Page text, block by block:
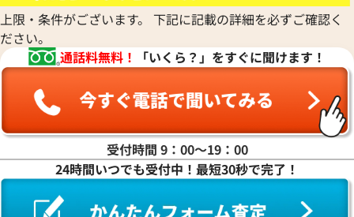
マ行
ヤ行
ワ行
上限・条件がございます。 下記に記載の詳細を必ずご確認く
ださい。
通話料無料！
「いくら？」をすぐに聞けます！
受付時間 9：00〜19：00
24時間いつでも受付中！最短30秒で完了！